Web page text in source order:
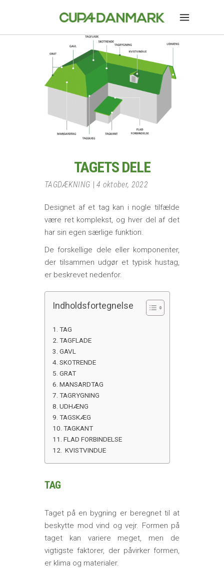
TAGETS DELE
TAGDÆKNING 4 oktober, 2022
Designet af et tag kan i nogle tilfælde
være ret komplekst, og hver del af det
har sin egen særlige funktion.
De forskellige dele eller komponenter,
der tilsammen udgør et typisk hustag,
er beskrevet nedenfor.
Indholdsfortegnelse
TAG
TAGFLADE
GAVL
SKOTRENDE
GRAT
MANSARDTAG
TAGRYGNING
UDHÆNG
TAGSKÆG
TAGKANT
FLAD FORBINDELSE
KVISTVINDUE
TAG
Taget på en bygning er beregnet til at
beskytte mod vind og vejr. Formen på
taget kan variere meget, men de
vigtigste faktorer, der påvirker formen,
er klima og materialer.